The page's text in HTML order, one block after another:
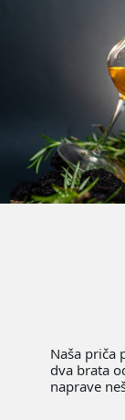
Naša priča
dva brata
naprave